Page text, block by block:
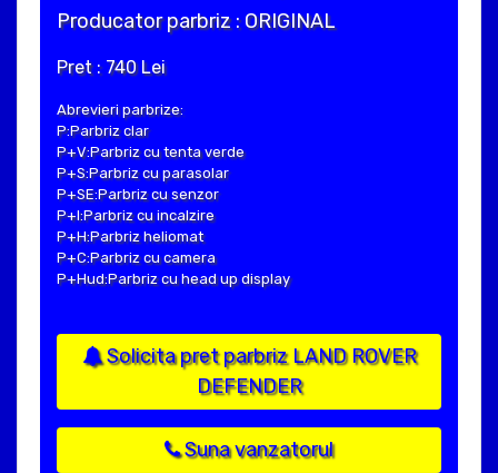
Producator parbriz : ORIGINAL
Pret : 740 Lei
Abrevieri parbrize:
P:Parbriz clar
P+V:Parbriz cu tenta verde
P+S:Parbriz cu parasolar
P+SE:Parbriz cu senzor
P+I:Parbriz cu incalzire
P+H:Parbriz heliomat
P+C:Parbriz cu camera
P+Hud:Parbriz cu head up display
Solicita pret parbriz LAND ROVER
DEFENDER
Suna vanzatorul